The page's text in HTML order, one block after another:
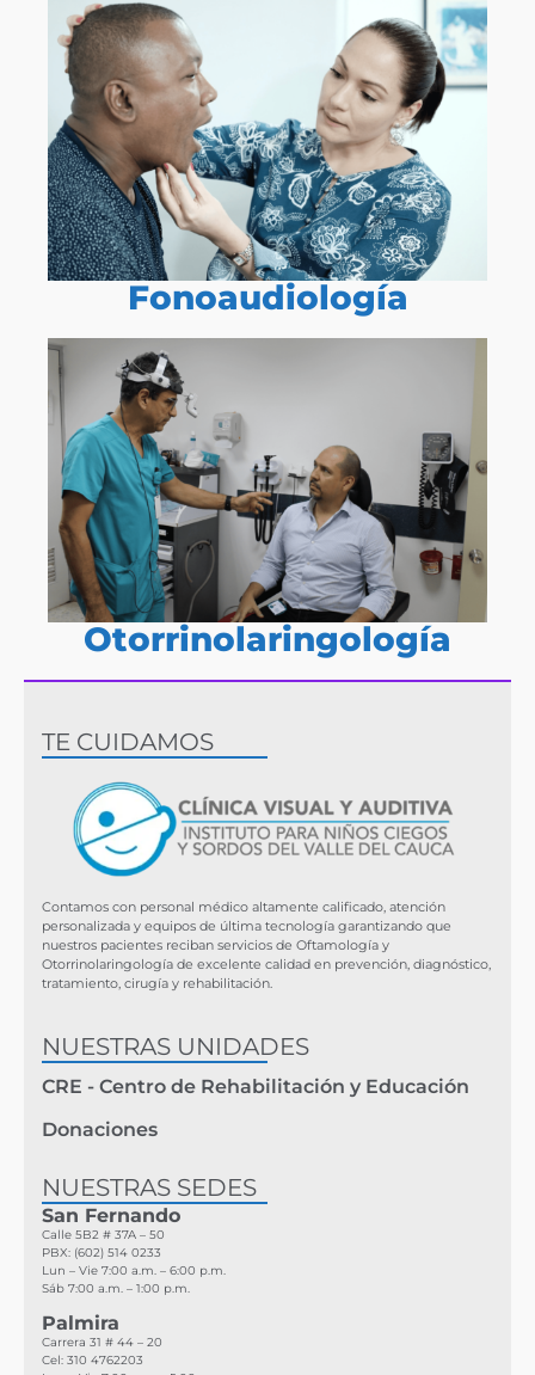
Fonoaudiología
Otorrinolaringología
TE CUIDAMOS
Contamos con personal médico altamente calificado, atención
personalizada y equipos de última tecnología garantizando que
nuestros pacientes reciban servicios de Oftamología y
Otorrinolaringología de excelente calidad en prevención, diagnóstico,
tratamiento, cirugía y rehabilitación.
NUESTRAS UNIDADES
CRE - Centro de Rehabilitación y Educación
Donaciones
NUESTRAS SEDES
San Fernando
Calle 5B2 # 37A – 50
PBX: (602) 514 0233
Lun – Vie 7:00 a.m. – 6:00 p.m.
Sáb 7:00 a.m. – 1:00 p.m.
Palmira
Carrera 31 # 44 – 20
Cel: 310 4762203